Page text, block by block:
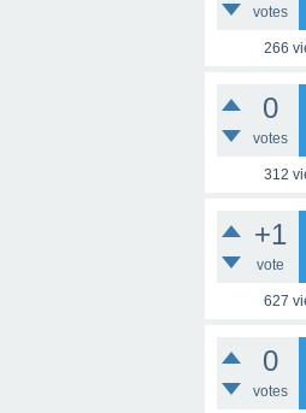
votes
266
0
votes
312
+1
vote
627
0
votes